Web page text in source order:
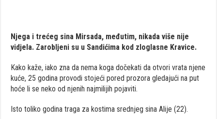
Njega i trećeg sina Mirsada, međutim, nikada više nije
vidjela. Zarobljeni su u Sandićima kod zloglasne Kravice.
Kako kaže, iako zna da nema koga dočekati da otvori vrata njene
kuće, 25 godina provodi stojeći pored prozora gledajući na put
hoće li se neko od njenih najmilijih pojaviti.
Isto toliko godina traga za kostima srednjeg sina Alije (22).